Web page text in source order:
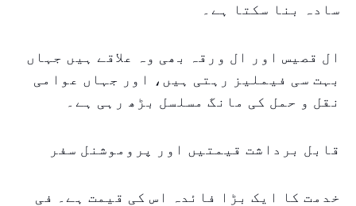
سادہ بنا سکتا ہے۔
ال قصیس اور ال ورقہ بھی وہ علاقے ہیں جہاں
بہت سی فیملیز رہتی ہیں، اور جہاں عوامی
نقل و حمل کی مانگ مسلسل بڑھ رہی ہے۔
قابل برداشت قیمتیں اور پروموشنل سفر
خدمت کا ایک بڑا فائدہ اس کی قیمت ہے۔ فی